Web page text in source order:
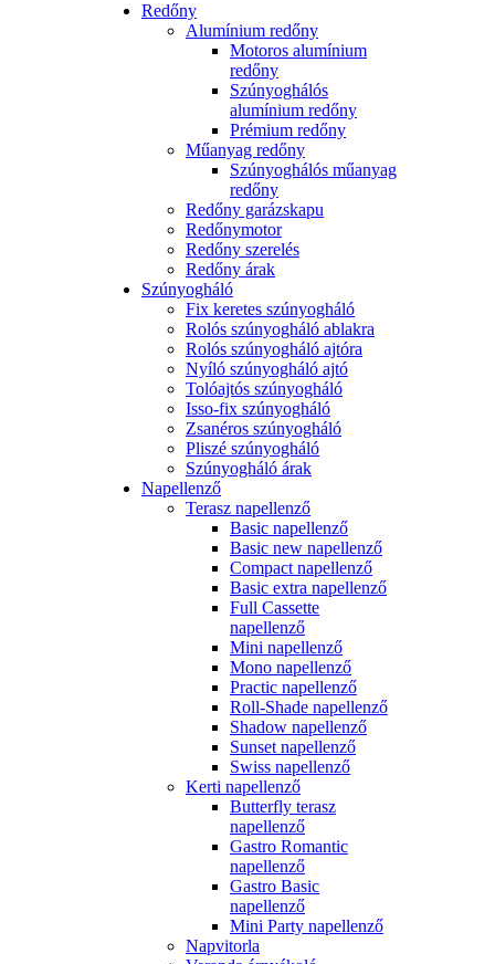
Redőny
Alumínium redőny
Motoros alumínium
redőny
Szúnyoghálós
alumínium redőny
Prémium redőny
Műanyag redőny
Szúnyoghálós műanyag
redőny
Redőny garázskapu
Redőnymotor
Redőny szerelés
Redőny árak
Szúnyogháló
Fix keretes szúnyogháló
Rolós szúnyogháló ablakra
Rolós szúnyogháló ajtóra
Nyíló szúnyogháló ajtó
Tolóajtós szúnyogháló
Isso-fix szúnyogháló
Zsanéros szúnyogháló
Pliszé szúnyogháló
Szúnyogháló árak
Napellenző
Terasz napellenző
Basic napellenző
Basic new napellenző
Compact napellenző
Basic extra napellenző
Full Cassette
napellenző
Mini napellenző
Mono napellenző
Practic napellenző
Roll-Shade napellenző
Shadow napellenző
Sunset napellenző
Swiss napellenző
Kerti napellenző
Butterfly terasz
napellenző
Gastro Romantic
napellenző
Gastro Basic
napellenző
Mini Party napellenző
Napvitorla